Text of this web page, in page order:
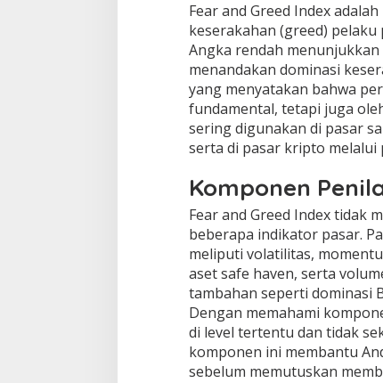
Fear and Greed Index
keserakahan (greed)
Angka rendah
menandakan dominasi
yang menyatakan bahwa
fundamental, tetapi juga
sering digunakan di pasar
serta di pasar kripto
Komponen
Fear and Greed Index tidak
beberapa indikator pasar.
meliputi volatilitas,
aset safe haven, serta
tambahan seperti dominasi
Dengan memahami
di level tertentu dan tidak
komponen ini membantu
sebelum memutuskan